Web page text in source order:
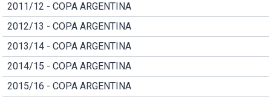
2011/12 - COPA ARGENTINA
2012/13 - COPA ARGENTINA
2013/14 - COPA ARGENTINA
2014/15 - COPA ARGENTINA
2015/16 - COPA ARGENTINA